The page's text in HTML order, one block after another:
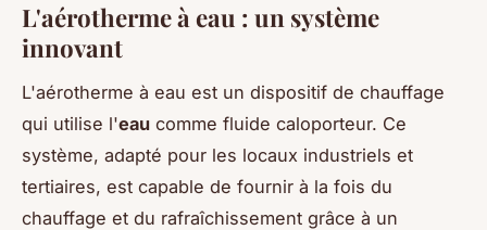
L'aérotherme à eau : un système
innovant
L'aérotherme à eau est un dispositif de chauffage
qui utilise l'eau comme fluide caloporteur. Ce
système, adapté pour les locaux industriels et
tertiaires, est capable de fournir à la fois du
chauffage et du rafraîchissement grâce à un